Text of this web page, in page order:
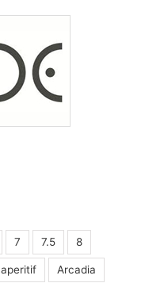
7 7.5 8
aperitif Arcadia